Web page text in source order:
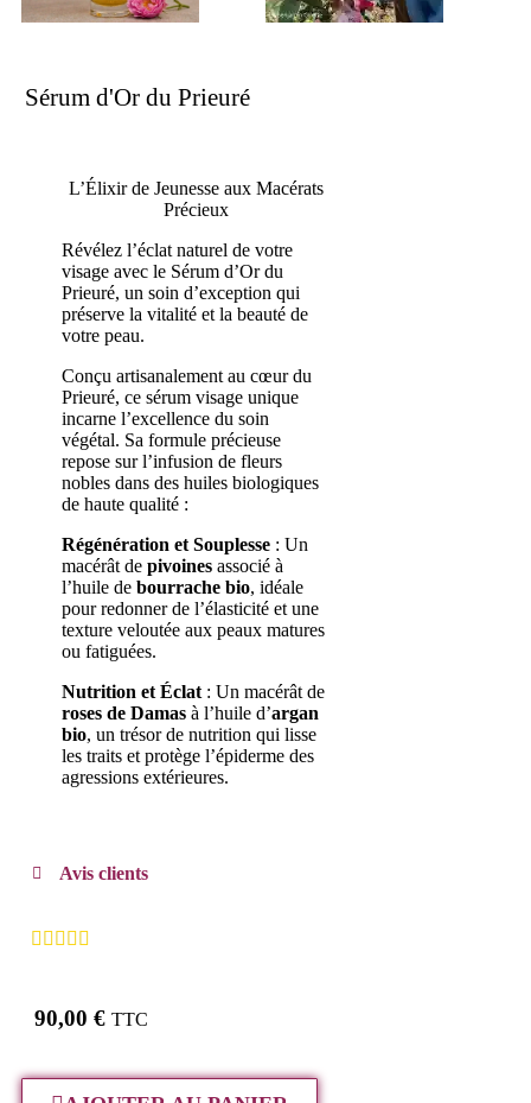
Sérum d'Or du Prieuré
L’Élixir de Jeunesse aux Macérats
Précieux
Révélez l’éclat naturel de votre
visage avec le Sérum d’Or du
Prieuré, un soin d’exception qui
préserve la vitalité et la beauté de
votre peau.
Conçu artisanalement au cœur du
Prieuré, ce sérum visage unique
incarne l’excellence du soin
végétal. Sa formule précieuse
repose sur l’infusion de fleurs
nobles dans des huiles biologiques
de haute qualité :
Régénération et Souplesse : Un
macérât de pivoines associé à
l’huile de bourrache bio, idéale
pour redonner de l’élasticité et une
texture veloutée aux peaux matures
ou fatiguées.
Nutrition et Éclat : Un macérât de
roses de Damas à l’huile d’argan
bio, un trésor de nutrition qui lisse
les traits et protège l’épiderme des
agressions extérieures.
Avis clients
90,00 € TTC